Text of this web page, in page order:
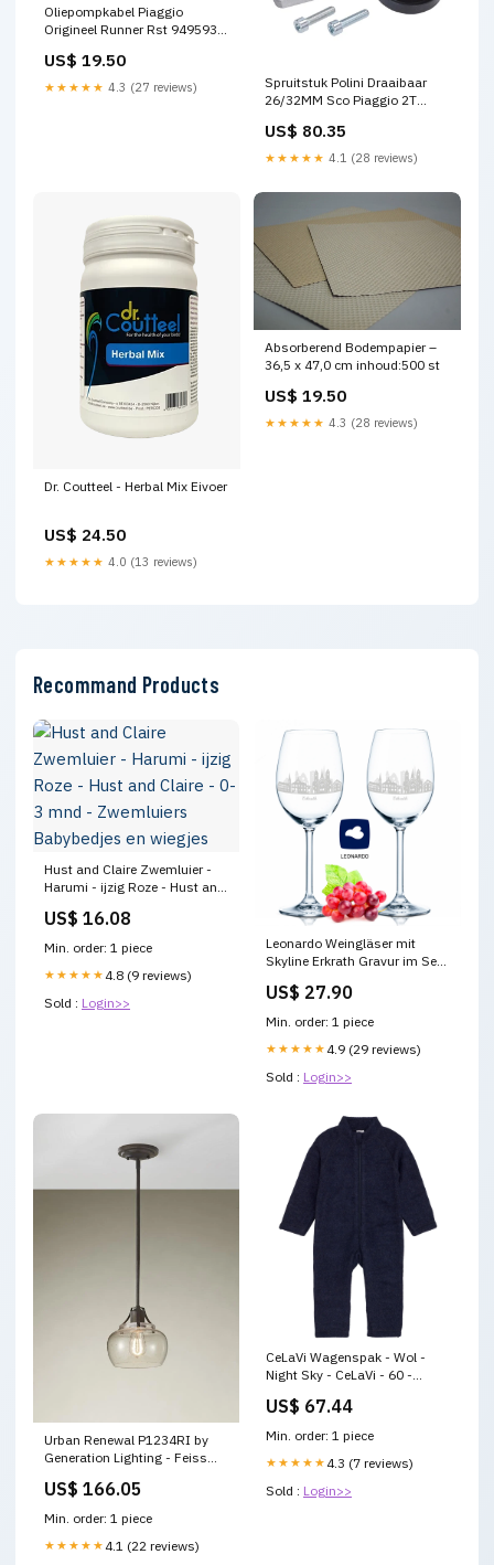
Oliepompkabel Piaggio
Origineel Runner Rst 949593
US$ 19.50
★★★★★ 4.3 (27 reviews)
Spruitstuk Polini Draaibaar
26/32MM Sco Piaggio 2T
US$ 80.35
★★★★★ 4.1 (28 reviews)
Dr. Coutteel - Herbal Mix Eivoer
US$ 24.50
★★★★★ 4.0 (13 reviews)
Absorberend Bodempapier –
36,5 x 47,0 cm inhoud:500 st
US$ 19.50
★★★★★ 4.3 (28 reviews)
Recommand Products
Hust and Claire Zwemluier -
Harumi - ijzig Roze - Hust and
Babybedjes en wiegjes
US$ 16.08
Min. order: 1 piece
★★★★★ 4.8 (9 reviews)
Sold : Login>>
Leonardo Weingläser mit
Skyline Erkrath Gravur im Set
US$ 27.90
Min. order: 1 piece
★★★★★ 4.9 (29 reviews)
Sold : Login>>
Urban Renewal P1234RI by
Generation Lighting - Feiss
US$ 166.05
Min. order: 1 piece
★★★★★ 4.1 (22 reviews)
CeLaVi Wagenspak - Wol -
Night Sky - CeLaVi - 60 -
zindelijkheidstraining
US$ 67.44
Min. order: 1 piece
★★★★★ 4.3 (7 reviews)
Sold : Login>>